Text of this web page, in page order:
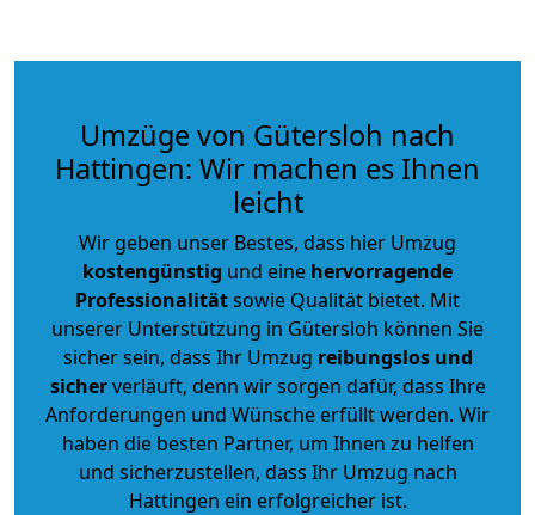
Umzüge von Gütersloh nach
Hattingen: Wir machen es Ihnen
leicht
Wir geben unser Bestes, dass hier Umzug
kostengünstig und eine hervorragende
Professionalitätsowie Qualität bietet. Mit
unserer Unterstützung in Gütersloh können Sie
sicher sein, dass Ihr Umzug reibungslos und
sicherverläuft, denn wir sorgen dafür, dass Ihre
Anforderungen und Wünsche erfüllt werden. Wir
haben die besten Partner, um Ihnen zu helfen
und sicherzustellen, dass Ihr Umzug nach
Hattingen ein erfolgreicher ist.